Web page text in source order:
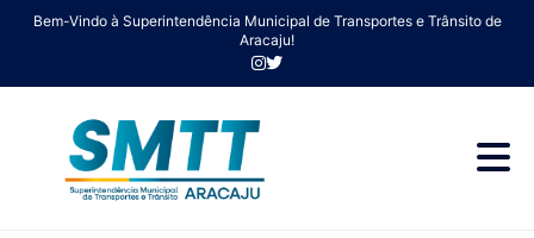
Bem-Vindo à Superintendência Municipal de Transportes e Trânsito de
Aracaju!